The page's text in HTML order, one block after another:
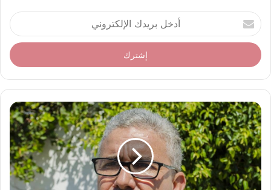
أ
د
خ
ل
ر
د
ك
ا
ل
إ
ل
ك